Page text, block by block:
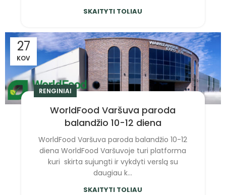
SKAITYTI TOLIAU
27
KOV
RENGINIAI
WorldFood Varšuva paroda
balandžio 10-12 diena
WorldFood Varšuva paroda balandžio 10-12
diena WorldFood Varšuvoje turi platforma
kuri skirta sujungti ir vykdyti verslą su
daugiau k...
SKAITYTI TOLIAU